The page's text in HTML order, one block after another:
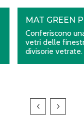
MAT GREEN
Conferiscono
vetri delle
divisorie vetrate.